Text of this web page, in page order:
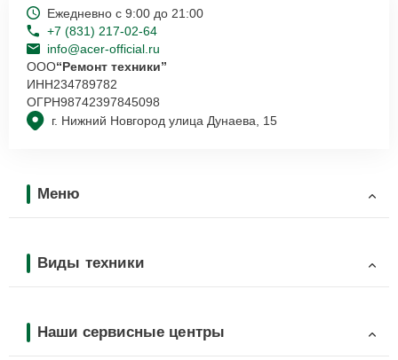
г. Нижний Новгород улица Дунаева, 15
Ежедневно с 9:00 до 21:00
+7 (831) 217-02-64
info@acer-official.ru
ООО“Ремонт техники”
ИНН234789782
ОГРН98742397845098
Меню
Виды техники
Наши сервисные центры